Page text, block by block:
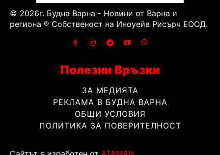
© 2026г. Будна Варна - Новини от Варна и
региона ® Собственост на Иноуейв Рисърч ЕООД.
Полезни Връзки
ЗА МЕДИЯТА
РЕКЛАМА В БУДНА ВАРНА
ОБЩИ УСЛОВИЯ
ПОЛИТИКА ЗА ПОВЕРИТЕЛНОСТ